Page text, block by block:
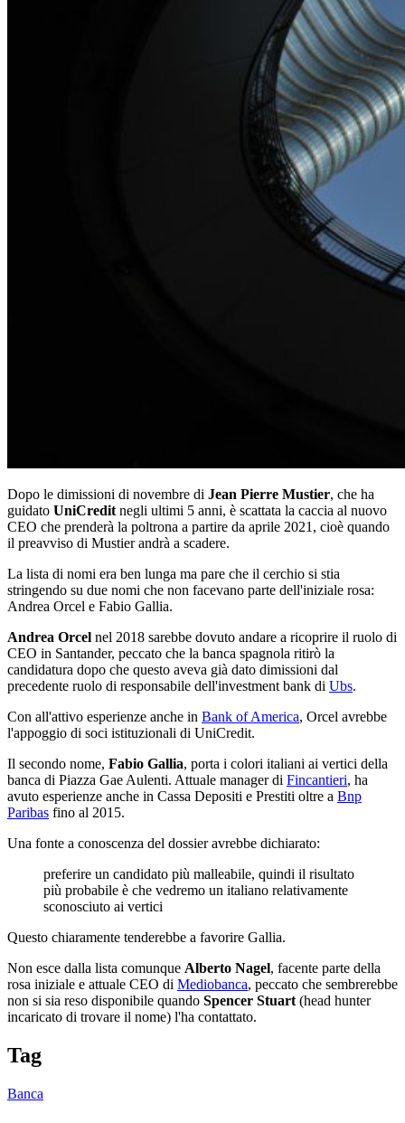
Dopo le dimissioni di novembre di Jean Pierre Mustier, che ha
guidato UniCredit negli ultimi 5 anni, è scattata la caccia al nuovo
CEO che prenderà la poltrona a partire da aprile 2021, cioè quando
il preavviso di Mustier andrà a scadere.
La lista di nomi era ben lunga ma pare che il cerchio si stia
stringendo su due nomi che non facevano parte dell'iniziale rosa:
Andrea Orcel e Fabio Gallia.
Andrea Orcel nel 2018 sarebbe dovuto andare a ricoprire il ruolo di
CEO in Santander, peccato che la banca spagnola ritirò la
candidatura dopo che questo aveva già dato dimissioni dal
precedente ruolo di responsabile dell'investment bank di Ubs.
Con all'attivo esperienze anche in Bank of America, Orcel avrebbe
l'appoggio di soci istituzionali di UniCredit.
Il secondo nome, Fabio Gallia, porta i colori italiani ai vertici della
banca di Piazza Gae Aulenti. Attuale manager di Fincantieri, ha
avuto esperienze anche in Cassa Depositi e Prestiti oltre a Bnp
Paribas fino al 2015.
Una fonte a conoscenza del dossier avrebbe dichiarato:
preferire un candidato più malleabile, quindi il risultato
più probabile è che vedremo un italiano relativamente
sconosciuto ai vertici
Questo chiaramente tenderebbe a favorire Gallia.
Non esce dalla lista comunque Alberto Nagel, facente parte della
rosa iniziale e attuale CEO di Mediobanca, peccato che sembrerebbe
non si sia reso disponibile quando Spencer Stuart (head hunter
incaricato di trovare il nome) l'ha contattato.
Tag
Banca